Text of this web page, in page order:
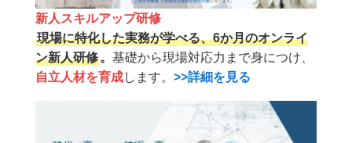
新人スキルアップ研修
現場に特化した実務が学べる、6か月のオンライ
ン新人研修。 基礎から現場対応力まで身につけ、
自立人材を育成します。 >>詳細を見る